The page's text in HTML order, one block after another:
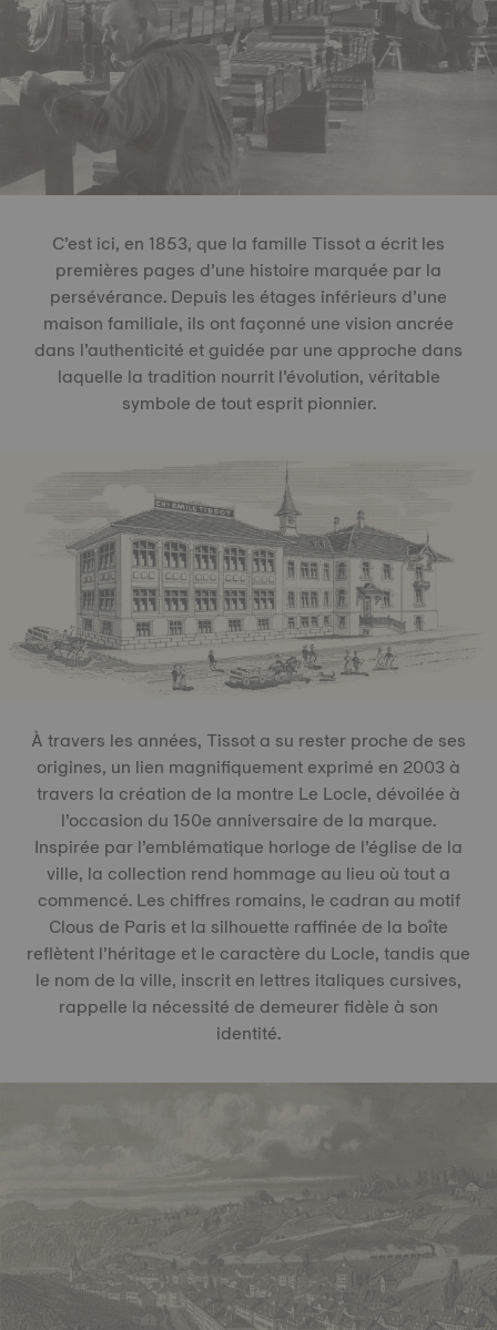
C’est ici, en 1853, que la famille Tissot a écrit les
premières pages d’une histoire marquée par la
persévérance. Depuis les étages inférieurs d’une
maison familiale, ils ont façonné une vision ancrée
dans l’authenticité et guidée par une approche dans
laquelle la tradition nourrit l’évolution, véritable
symbole de tout esprit pionnier.
À travers les années, Tissot a su rester proche de ses
origines, un lien magnifiquement exprimé en 2003 à
travers la création de la montre Le Locle, dévoilée à
l’occasion du 150e anniversaire de la marque.
Inspirée par l’emblématique horloge de l’église de la
ville, la collection rend hommage au lieu où tout a
commencé. Les chiffres romains, le cadran au motif
Clous de Paris et la silhouette raffinée de la boîte
reflètent l’héritage et le caractère du Locle, tandis que
le nom de la ville, inscrit en lettres italiques cursives,
rappelle la nécessité de demeurer fidèle à son
identité.